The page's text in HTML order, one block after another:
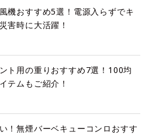
機おすすめ5選！電源入らずでキ
害時に大活躍！
ト用の重りおすすめ7選！100均
テムもご紹介！
！無煙バーベキューコンロおすす